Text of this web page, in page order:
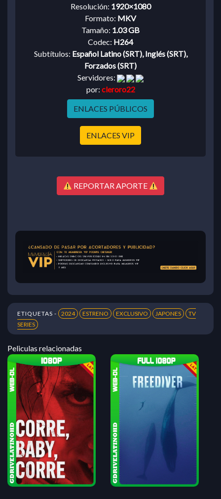
Resolución: 1920×1080
Formato: MKV
Tamaño: 1.03 GB
Codec: H264
Subtítulos: Español Latino (SRT), Inglés (SRT),
Forzados (SRT)
Servidores:
por: cleroro22
ENLACES PÚBLICOS
ENLACES VIP
REPORTAR APORTE
ETIQUETAS - 2024 ESTRENO EXCLUSIVO JAPONES
TV
SERIES
Peliculas relacionadas